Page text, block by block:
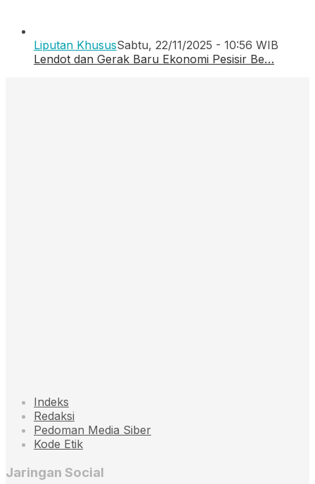
Liputan KhususSabtu, 22/11/2025 - 10:56 WIB
Lendot dan Gerak Baru Ekonomi Pesisir Be…
Indeks
Redaksi
Pedoman Media Siber
Kode Etik
Jaringan Social